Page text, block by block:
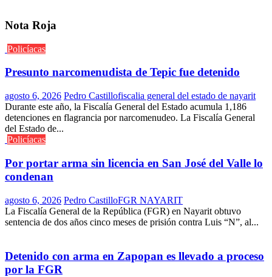
Nota Roja
Policíacas
Presunto narcomenudista de Tepic fue detenido
agosto 6, 2026 Pedro Castillofiscalia general del estado de nayarit
Durante este año, la Fiscalía General del Estado acumula 1,186
detenciones en flagrancia por narcomenudeo. La Fiscalía General
del Estado de...
Policíacas
Por portar arma sin licencia en San José del Valle lo
condenan
agosto 6, 2026 Pedro CastilloFGR NAYARIT
La Fiscalía General de la República (FGR) en Nayarit obtuvo
sentencia de dos años cinco meses de prisión contra Luis “N”, al...
Detenido con arma en Zapopan es llevado a proceso
por la FGR